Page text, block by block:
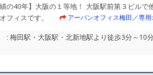
績の40年】大阪の１等地！ 大阪駅前第３ビルで
フィスです。
アーバンオフィス梅田／専
梅田駅・大阪駅・北新地駅より徒歩3分～10